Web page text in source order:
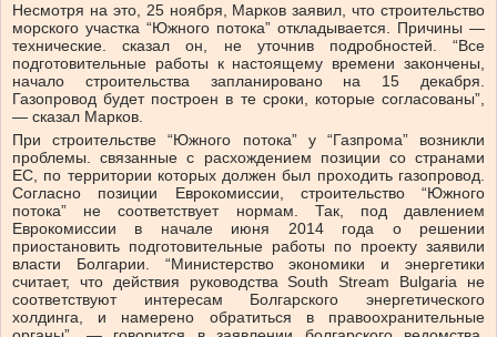
Несмотря на это, 25 ноября, Марков заявил, что строительство
морского участка “Южного потока” откладывается. Причины —
технические. сказал он, не уточнив подробностей. “Все
подготовительные работы к настоящему времени закончены,
начало строительства запланировано на 15 декабря.
Газопровод будет построен в те сроки, которые согласованы”,
— сказал Марков.
При строительстве “Южного потока” у “Газпрома” возникли
проблемы. связанные с расхождением позиции со странами
ЕС, по территории которых должен был проходить газопровод.
Согласно позиции Еврокомиссии, строительство “Южного
потока” не соответствует нормам. Так, под давлением
Еврокомиссии в начале июня 2014 года о решении
приостановить подготовительные работы по проекту заявили
власти Болгарии. “Министерство экономики и энергетики
считает, что действия руководства South Stream Bulgaria не
соответствуют интересам Болгарского энергетического
холдинга, и намерено обратиться в правоохранительные